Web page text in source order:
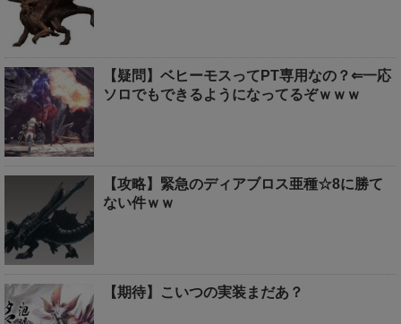
【疑問】ベヒーモスってPT専用なの？⇐一応
ソロでもできるようになってるぞｗｗｗ
【攻略】緊急のディアブロス亜種☆8に勝て
ない件ｗｗ
【期待】こいつの実装まだあ？